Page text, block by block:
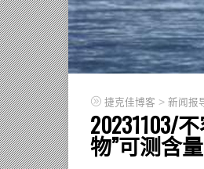
捷克佳博客 > 新闻报
20231103/
物”可测含量